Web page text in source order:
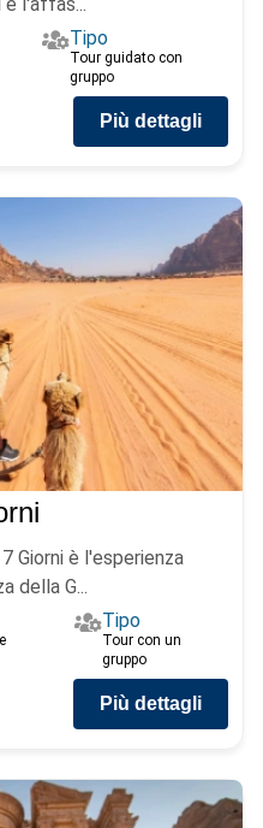
Tipo
Tour guidato con
gruppo
Più dettagli
Giorni è l'esperienza
della G...
Tipo
Tour con un
gruppo
Più dettagli